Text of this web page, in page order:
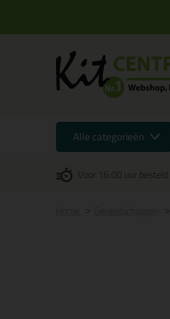
Alle categorieën
Voor 16:00 uur besteld